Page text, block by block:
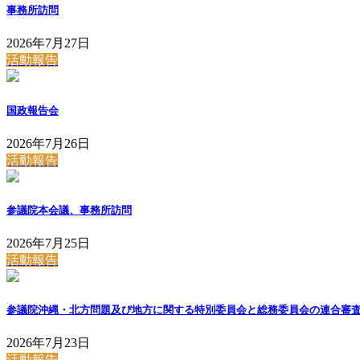
事務所訪問
2026年7月27日
活動報告
国政報告会
2026年7月26日
活動報告
参議院本会議、事務所訪問
2026年7月25日
活動報告
参議院沖縄・北方問題及び地方に関する特別委員会と総務委員会の連合審
2026年7月23日